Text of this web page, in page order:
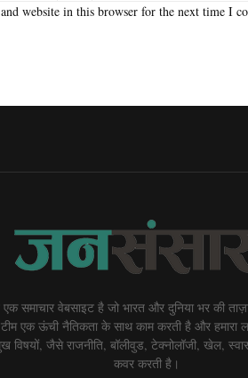
website in this browser for the next time I
समाचार वेबसाइट है जो भारत और दुनिया भर की
टीम एक ऊंची नैतिकता के साथ काम करती है और हमारा
विषयों, जैसे राजनीति, बॉलीवुड, टेक्नोलॉजी, खेल,
कवर करती है।